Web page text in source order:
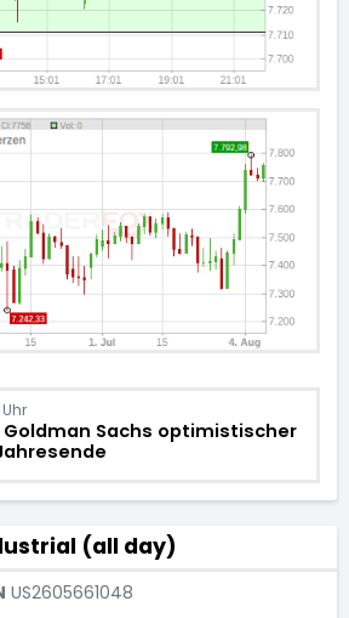
Goldman Sachs optimistischer
(all day)
US2605661048